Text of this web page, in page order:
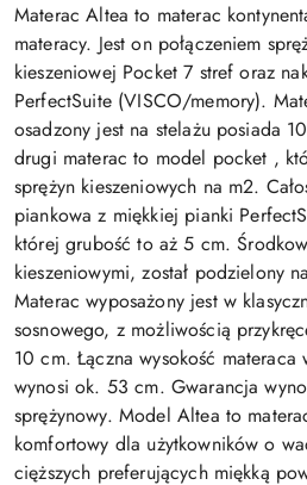
Materac Altea to materac
materacy. Jest on połączeniem
kieszeniowej Pocket 7 stref oraz
PerfectSuite (VISCO/memory).
osadzony jest na stelażu posiada
drugi materac to model pocket ,
sprężyn kieszeniowych na m2.
piankowa z miękkiej pianki
której grubość to aż 5 cm.
kieszeniowymi, został podzielony
Materac wyposażony jest w
sosnowego, z możliwością
10 cm. Łączna wysokość
wynosi ok. 53 cm. Gwarancja
sprężynowy. Model Altea to
komfortowy dla użytkowników o
cięższych preferujących miękką